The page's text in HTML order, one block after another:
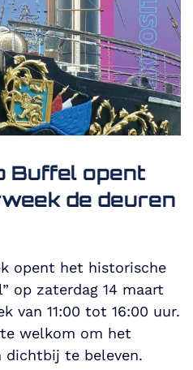
Buffel opent
de deuren
opent het historische
op zaterdag 14 maart
van 11:00 tot 16:00 uur.
welkom om het
dichtbij te beleven.